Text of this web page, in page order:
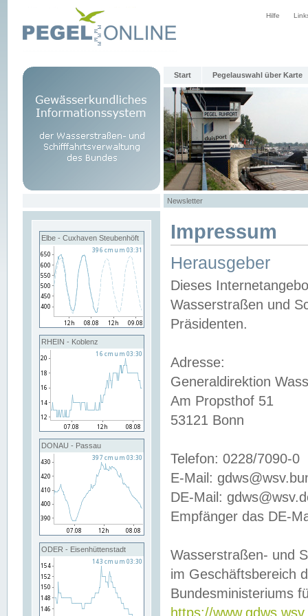
Hilfe
Start Pegelauswahl über Karte
Newsletter
Elbe - Cuxhaven Steubenhöft
RHEIN - Koblenz
DONAU - Passau
ODER - Eisenhüttenstadt
Impressum
Herausgeber
Dieses
Wasserstraßen und
Präsidenten.
Adresse:
Generaldirektion
Am Propsthof 51
53121 Bonn
Telefon: 0228/7090-0
E-Mail:
DE-Mail:
Empfänger das DE-
Wasserstraßen- und
im Geschäftsbereich
Bundesministeriums
https://